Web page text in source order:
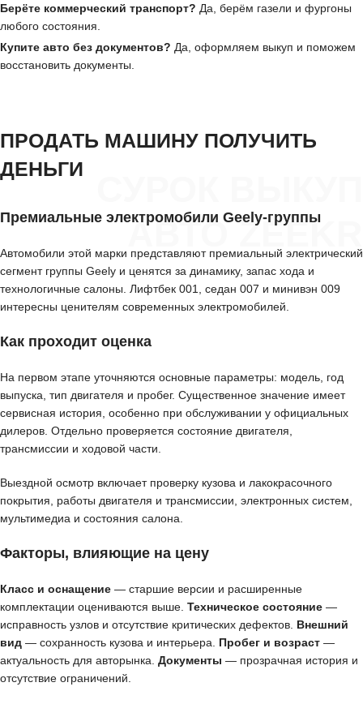
Берёте коммерческий транспорт? Да, берём газели и фургоны
любого состояния.
Купите авто без документов? Да, оформляем выкуп и поможем
восстановить документы.
АВТО ZEEKR
ПРОДАТЬ МАШИНУ ПОЛУЧИТЬ
ДЕНЬГИ
Премиальные электромобили Geely-группы
Автомобили этой марки представляют премиальный электрический
сегмент группы Geely и ценятся за динамику, запас хода и
технологичные салоны. Лифтбек 001, седан 007 и минивэн 009
интересны ценителям современных электромобилей.
Как проходит оценка
На первом этапе уточняются основные параметры: модель, год
выпуска, тип двигателя и пробег. Существенное значение имеет
сервисная история, особенно при обслуживании у официальных
дилеров. Отдельно проверяется состояние двигателя,
трансмиссии и ходовой части.
Выездной осмотр включает проверку кузова и лакокрасочного
покрытия, работы двигателя и трансмиссии, электронных систем,
мультимедиа и состояния салона.
Факторы, влияющие на цену
Класс и оснащение — старшие версии и расширенные
комплектации оцениваются выше. Техническое состояние —
исправность узлов и отсутствие критических дефектов. Внешний
вид — сохранность кузова и интерьера. Пробег и возраст —
актуальность для авторынка. Документы — прозрачная история и
отсутствие ограничений.